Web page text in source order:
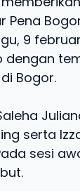
Pena
9
Bogor.
serta
sesi